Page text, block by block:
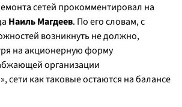
сетей прокомментировал на
Наиль Магдеев. По его словам, с
возникнуть не должно,
на акционерную форму
организации
сети как таковые остаются на балансе